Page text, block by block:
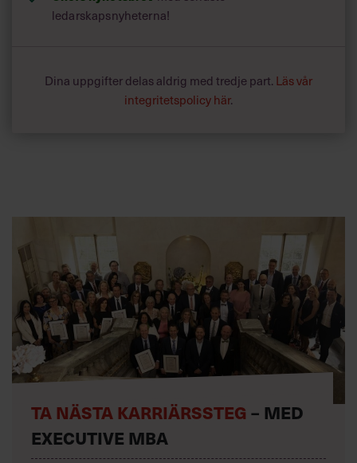
ledarskapsnyheterna!
Dina uppgifter delas aldrig med tredje part. Läs vår
integritetspolicy här.
TA NÄSTA KARRIÄRSSTEG – MED
EXECUTIVE MBA